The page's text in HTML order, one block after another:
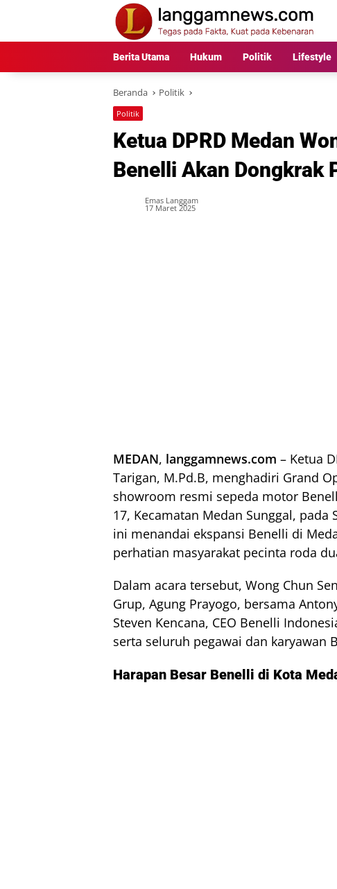
Berita Utama Hukum Politik Lifestyle
Beranda Politik
Politik
Ketua DPRD Medan
Benelli Akan Dongkrak
Emas Langgam
17 Maret 2025
MEDAN, langgamnews.com – Ketua
Tarigan, M.Pd.B, menghadiri Grand
showroom resmi sepeda motor
17, Kecamatan Medan Sunggal,
ini menandai ekspansi Benelli di
perhatian masyarakat pecinta roda
Dalam acara tersebut, Wong Chun
Grup, Agung Prayogo, bersama
Steven Kencana, CEO Benelli
serta seluruh pegawai dan karyawan
Harapan Besar Benelli di Kota